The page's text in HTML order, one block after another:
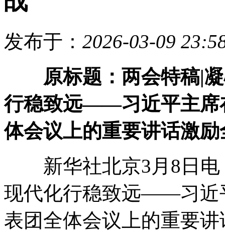
发布于： 2026-03-09
原标题： 两会特稿|
行稳致远——习近平主席
体会议上的重要讲话激
新华社北京3月8日电
现代化行稳致远——习近
表团全体会议上的重要